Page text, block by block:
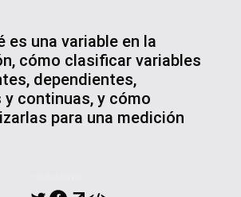
es una variable en la
cómo clasificar variables
dependientes,
continuas, y cómo
para una medición